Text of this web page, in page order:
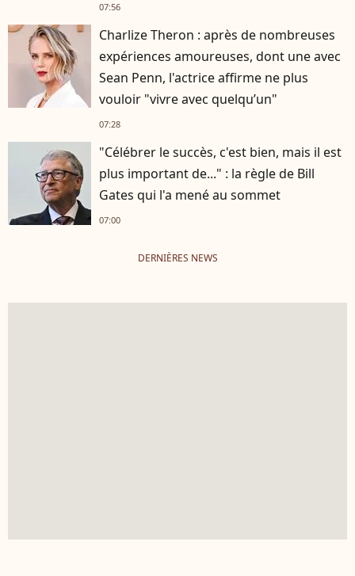
07:56
Charlize Theron : après de nombreuses
expériences amoureuses, dont une avec
Sean Penn, l'actrice affirme ne plus
vouloir "vivre avec quelqu’un"
07:28
"Célébrer le succès, c'est bien, mais il est
plus important de..." : la règle de Bill
Gates qui l'a mené au sommet
07:00
DERNIÈRES NEWS